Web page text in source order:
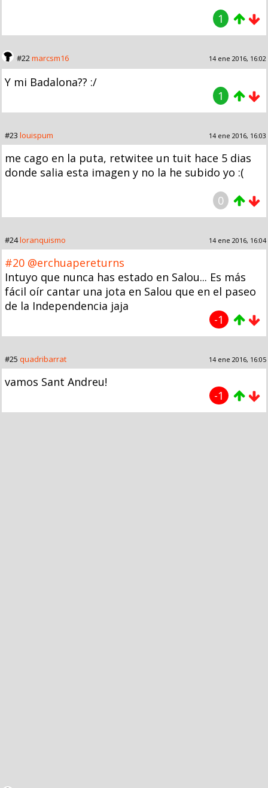
1
#22marcsm16 14 ene 2016, 16:02
Y mi Badalona?? :/
1
#23 louispum 14 ene 2016, 16:03
me cago en la puta, retwitee un tuit hace 5 dias
donde salia esta imagen y no la he subido yo :(
0
#24loranquismo 14 ene 2016, 16:04
#20 @erchuapereturns
Intuyo que nunca has estado en Salou... Es más
fácil oír cantar una jota en Salou que en el paseo
de la Independencia jaja
-1
#25 quadribarrat 14 ene 2016, 16:05
vamos Sant Andreu!
-1